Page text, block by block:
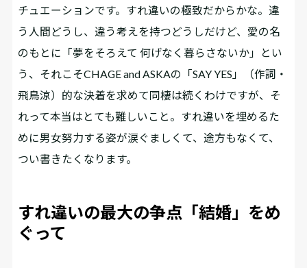
チュエーションです。すれ違いの極致だからかな。違
う人間どうし、違う考えを持つどうしだけど、愛の名
のもとに「夢をそろえて 何げなく暮らさないか」とい
う、それこそCHAGE and ASKAの「SAY YES」（作詞・
飛鳥涼）的な決着を求めて同棲は続くわけですが、そ
れって本当はとても難しいこと。すれ違いを埋めるた
めに男女努力する姿が涙ぐましくて、途方もなくて、
つい書きたくなります。
すれ違いの最大の争点「結婚」をめ
ぐって